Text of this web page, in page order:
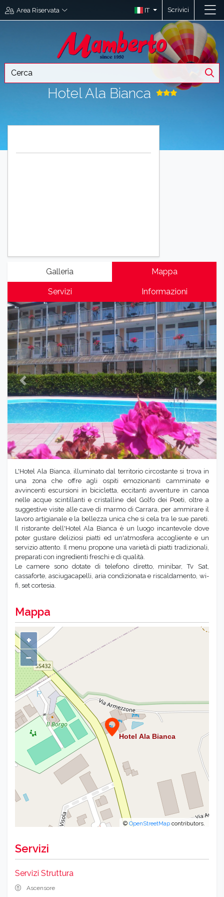
Area Riservata IT Scrivici
Hotel Ala Bianca
Galleria Mappa
Servizi Informazioni
Previous Next
L'Hotel Ala Bianca, illuminato dal territorio circostante si trova in
una zona che offre agli ospiti emozionanti camminate e
avvincenti escursioni in bicicletta, eccitanti avventure in canoa
nelle acque scintillanti e cristalline del Golfo dei Poeti, oltre a
suggestive visite alle cave di marmo di Carrara, per ammirare il
lavoro artigianale e la bellezza unica che si cela tra le sue pareti.
Il ristorante dell'Hotel Ala Bianca è un luogo incantevole dove
poter gustare deliziosi piatti ed un'atmosfera accogliente e un
servizio attento. Il menu propone una varietà di piatti tradizionali,
preparati con ingredienti freschi e di qualità.
Le camere sono dotate di telefono diretto, minibar, Tv Sat,
cassaforte, asciugacapelli, aria condizionata e riscaldamento, wi-
fi, set cortesia.
Mappa
+
−
©OpenStreetMap contributors.
Servizi
Servizi Struttura
Ascensore